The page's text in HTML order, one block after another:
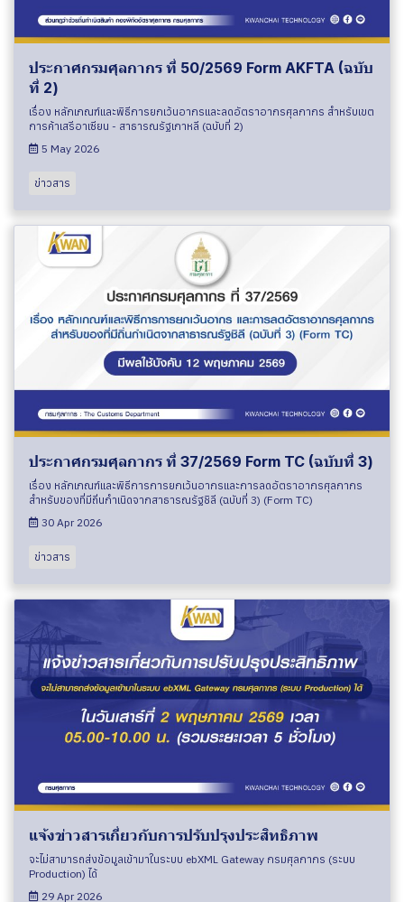
ประกาศกรมศุลกากร ที่ 50/2569 Form AKFTA (ฉบับ
ที่ 2)
เรื่อง หลักเกณฑ์และพิธีการยกเว้นอากรและลดอัตราอากรศุลกากร สำหรับเขต
การค้าเสรีอาเซียน - สาธารณรัฐเกาหลี (ฉบับที่ 2)
5 May 2026
ข่าวสาร
ประกาศกรมศุลกากร ที่ 37/2569 Form TC (ฉบับที่ 3)
เรื่อง หลักเกณฑ์และพิธีการการยกเว้นอากรและการลดอัตราอากรศุลกากร
สำหรับของที่มีถิ่นกำเนิดจากสาธารณรัฐชิลี (ฉบับที่ 3) (Form TC)
30 Apr 2026
ข่าวสาร
แจ้งข่าวสารเกี่ยวกับการปรับปรุงประสิทธิภาพ
จะไม่สามารถส่งข้อมูลเข้ามาในระบบ ebXML Gateway กรมศุลกากร (ระบบ
Production) ได้
29 Apr 2026